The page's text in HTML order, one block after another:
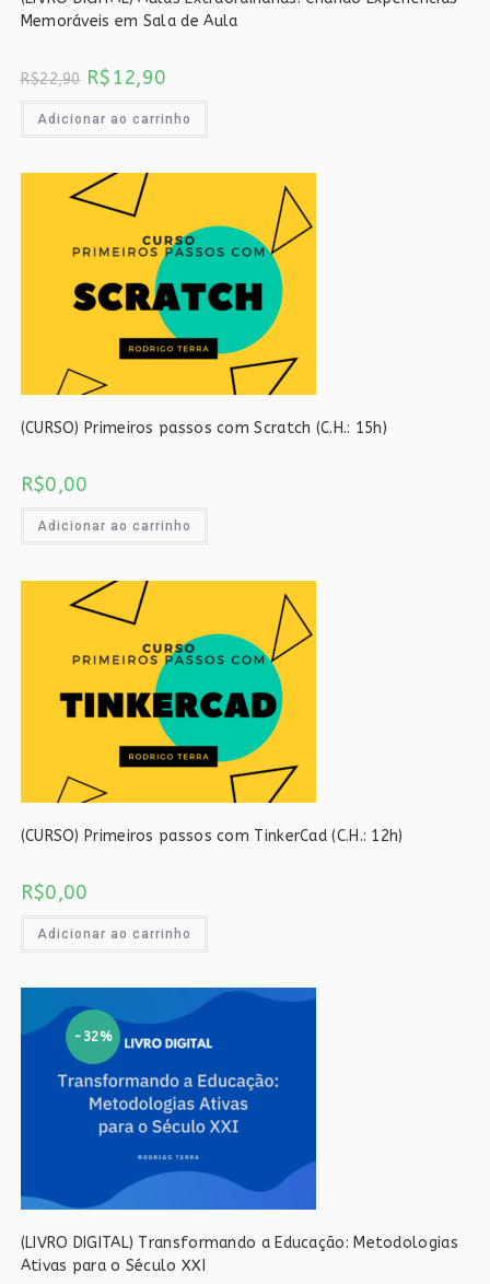
Memoráveis em Sala de Aula
R$22,90 O
preço
era:
R$12,90
é:
Adicionar ao carrinho
(CURSO) Primeiros passos com Scratch (C.H.: 15h)
R$0,00
Adicionar ao carrinho
(CURSO) Primeiros passos com TinkerCad (C.H.: 12h)
R$0,00
Adicionar ao carrinho
-32%
(LIVRO DIGITAL) Transformando a Educação: Metodologias
Ativas para o Século XXI